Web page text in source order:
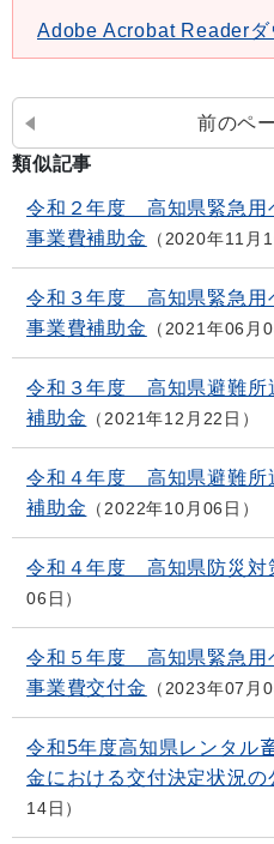
Adobe Acrobat Readerダ
前のペ
類似記事
令和２年度 高知県緊急用
事業費補助金
2020年11月
令和３年度 高知県緊急用
事業費補助金
2021年06月
令和３年度 高知県避難所
補助金
2021年12月22日
令和４年度 高知県避難所
補助金
2022年10月06日
令和４年度 高知県防災対
06日
令和５年度 高知県緊急用
事業費交付金
2023年07月
令和5年度高知県レンタル
金における交付決定状況の
14日